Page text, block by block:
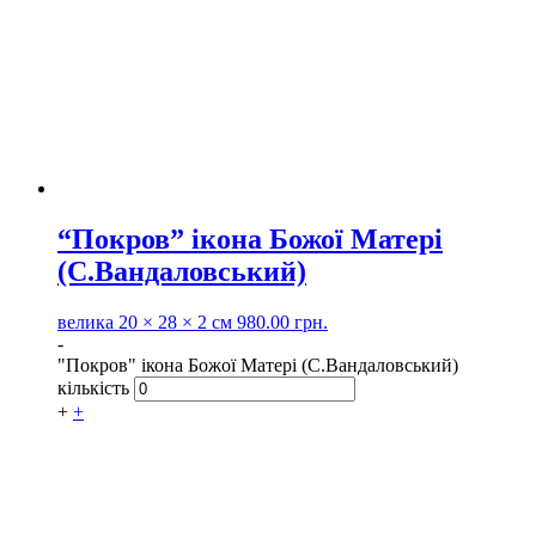
“Покров” ікона Божої Матері
(С.Вандаловський)
велика 20 × 28 × 2 см 980.00 грн.
-
"Покров" ікона Божої Матері (С.Вандаловський)
кількість
+ +